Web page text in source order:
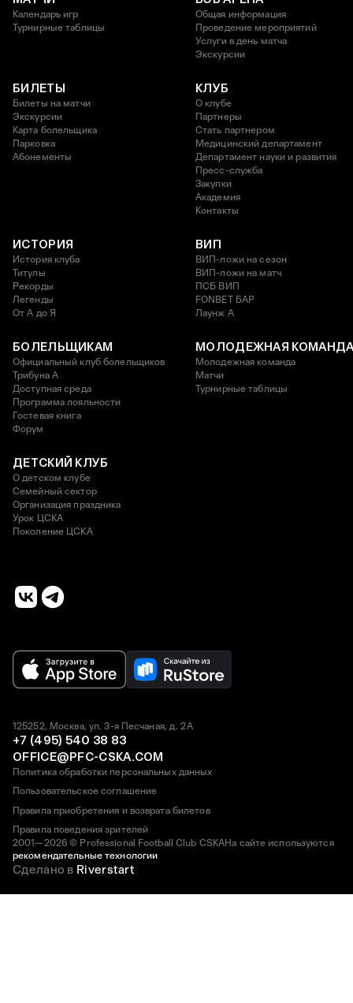
Календарь игр
Турнирные таблицы
Общая информация
Проведение мероприятий
Услуги в день матча
Экскурсии
БИЛЕТЫ
Билеты на матчи
Экскурсии
Карта болельщика
Парковка
Абонементы
КЛУБ
О клубе
Партнеры
Стать партнером
Медицинский департамент
Департамент науки и развития
Пресс-служба
Закупки
Академия
Контакты
ИСТОРИЯ
История клуба
Титулы
Рекорды
Легенды
От А до Я
ВИП
ВИП-ложи на сезон
ВИП-ложи на матч
ПСБ ВИП
FONBET БАР
Лаунж A
БОЛЕЛЬЩИКАМ
Официальный клуб болельщиков
Трибуна А
Доступная среда
Программа лояльности
Гостевая книга
Форум
МОЛОДЕЖНАЯ
Молодежная команда
Матчи
Турнирные таблицы
ДЕТСКИЙ КЛУБ
О детском клубе
Семейный сектор
Организация праздника
Урок ЦСКА
Поколение ЦСКА
2001—2026 © Professional Football Club CSKAНа сайте используются
рекомендательные технологии
125252, Москва, ул. 3-я Песчаная, д. 2А
+7 (495) 540 38 83
OFFICE@PFC-CSKA.COM
Политика обработки персональных данных
Пользовательское соглашение
Правила приобретения и возврата билетов
Правила поведения зрителей
Сделано в Riverstart